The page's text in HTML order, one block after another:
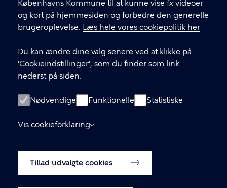
Københavns Kommune til at kunne vise fx videoer
og kort på hjemmesiden og forbedre den generelle
brugeroplevelse. Læs hele vores cookiepolitik her
Du kan ændre dine valg senere ved at klikke på
'Cookieindstillinger', som du finder som link
nederst på siden.
Nødvendige Funktionelle Statistiske
Vis cookieforklaring
Tillad udvalgte cookies
Kultur og Fritid N
KONTAKT
Københavns Kommune Nyropsgade 3, 1602
33 66 33 66